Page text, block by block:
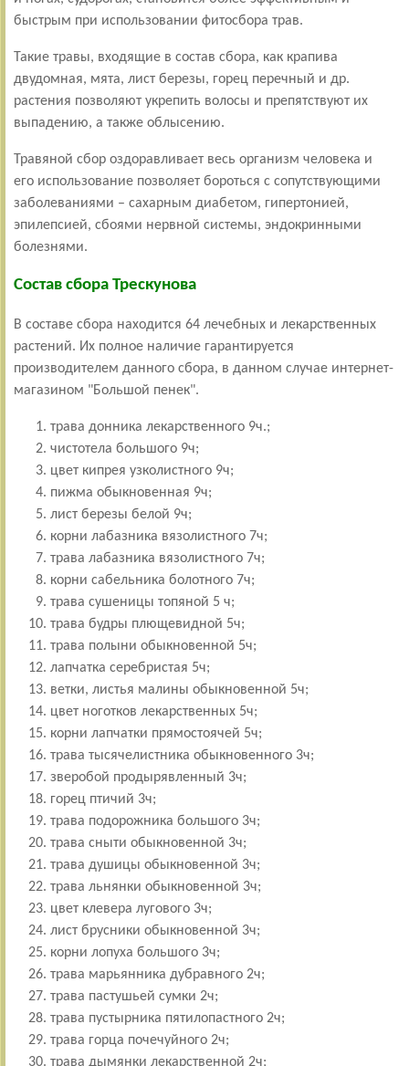
быстрым при использовании фитосбора трав.
Такие травы, входящие в состав сбора, как крапива
двудомная, мята, лист березы, горец перечный и др.
растения позволяют укрепить волосы и препятствуют их
выпадению, а также облысению.
Травяной сбор оздоравливает весь организм человека и
его использование позволяет бороться с сопутствующими
заболеваниями – сахарным диабетом, гипертонией,
эпилепсией, сбоями нервной системы, эндокринными
болезнями.
Состав сбора Трескунова
В составе сбора находится 64 лечебных и лекарственных
растений. Их полное наличие гарантируется
производителем данного сбора, в данном случае интернет-
магазином "Большой пенек".
трава донника лекарственного 9ч.;
чистотела большого 9ч;
цвет кипрея узколистного 9ч;
пижма обыкновенная 9ч;
лист березы белой 9ч;
корни лабазника вязолистного 7ч;
трава лабазника вязолистного 7ч;
корни сабельника болотного 7ч;
трава сушеницы топяной 5 ч;
трава будры плющевидной 5ч;
трава полыни обыкновенной 5ч;
лапчатка серебристая 5ч;
ветки, листья малины обыкновенной 5ч;
цвет ноготков лекарственных 5ч;
корни лапчатки прямостоячей 5ч;
трава тысячелистника обыкновенного 3ч;
зверобой продырявленный 3ч;
горец птичий 3ч;
трава подорожника большого 3ч;
трава сныти обыкновенной 3ч;
трава душицы обыкновенной 3ч;
трава льнянки обыкновенной 3ч;
цвет клевера лугового 3ч;
лист брусники обыкновенной 3ч;
корни лопуха большого 3ч;
трава марьянника дубравного 2ч;
трава пастушьей сумки 2ч;
трава пустырника пятилопастного 2ч;
трава горца почечуйного 2ч;
трава дымянки лекарственной 2ч;